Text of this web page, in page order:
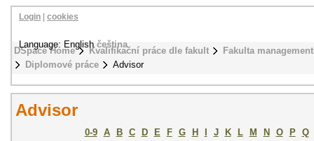
DSpace Home Kvalifikační práce dle fakult
Fakulta
Diplomové práce
Advisor
Login cookies
Language: Englishčeština
Advisor
0-9 A B C D E F G H J K L M N O P
Q